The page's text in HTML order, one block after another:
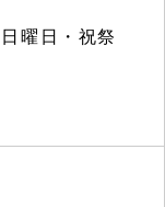
曜日・祝祭